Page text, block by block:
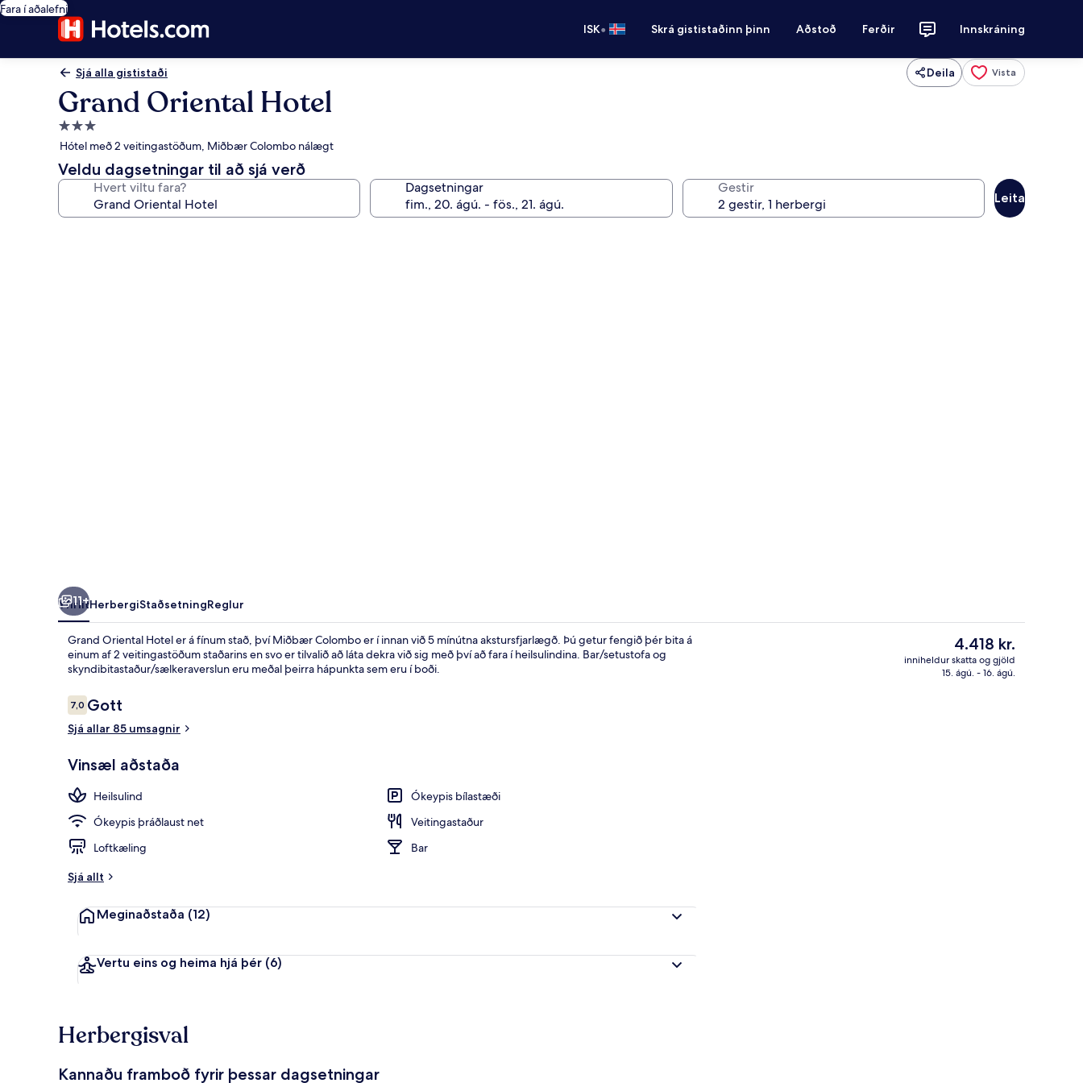
Fara í aðalefni
ISK• Skrá gististaðinn þinn Aðstoð Ferðir Innskráning
Sjá alla gististaði Deila Vista
Grand Oriental Hotel
3.0
stjörnu
gististaður
Hótel með 2 veitingastöðum, Miðbær Colombo nálægt
Veldu dagsetningar til að sjá verð
Hvert viltu fara? Dagsetningar Gestir
Leita
Veitingastaður
11+
YfirlitHerbergiStaðsetningReglur
Grand Oriental Hotel er á fínum stað, því Miðbær Colombo er í innan við 5 mínútna akstursfjarlægð. Þú getur fengið þér bita á
einum af 2 veitingastöðum staðarins en svo er tilvalið að láta dekra við sig með því að fara í heilsulindina. Bar/setustofa og
skyndibitastaður/sælkeraverslun eru meðal þeirra hápunkta sem eru í boði.
Umsagnir
7,07,0 af 10
Gott
Sjá allar 85 umsagnir
Vinsæl aðstaða
Heilsulind
Ókeypis bílastæði
Ókeypis þráðlaust net
Veitingastaður
Loftkæling
Bar
Sjá allt
Meginaðstaða (12)
Vertu eins og heima hjá þér (6)
Núverandi
verð
er
4.418 kr.
inniheldur skatta og gjöld
15. ágú. - 16. ágú.
Herbergisval
Kannaðu framboð fyrir þessar dagsetningar